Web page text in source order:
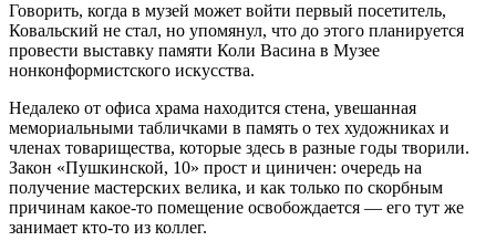
Говорить, когда в музей может войти первый посетитель,
Ковальский не стал, но упомянул, что до этого планируется
провести выставку памяти Коли Васина в Музее
нонконформистского искусства.
Недалеко от офиса храма находится стена, увешанная
мемориальными табличками в память о тех художниках и
членах товарищества, которые здесь в разные годы творили.
Закон «Пушкинской, 10» прост и циничен: очередь на
получение мастерских велика, и как только по скорбным
причинам какое-то помещение освобождается — его тут же
занимает кто-то из коллег.